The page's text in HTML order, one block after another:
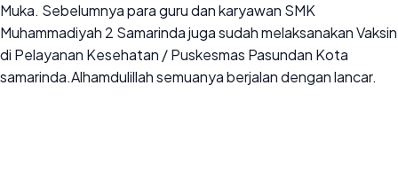
Muka. Sebelumnya para guru dan karyawan SMK
Muhammadiyah 2 Samarinda juga sudah melaksanakan Vaksin
di Pelayanan Kesehatan / Puskesmas Pasundan Kota
samarinda.Alhamdulillah semuanya berjalan dengan lancar.